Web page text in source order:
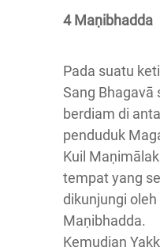
4 Maṇibhadda
Pada suatu
Sang Bhagavā
berdiam di
penduduk
Kuil
tempat yang
dikunjungi oleh
Maṇibhadda.
Kemudian